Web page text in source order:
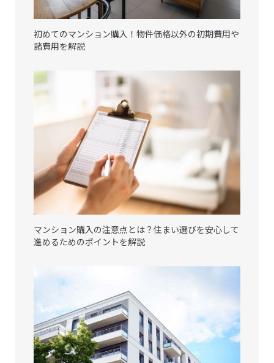
初めてのマンション購入！物件価格以外の初期費用や
諸費用を解説
マンション購入の注意点とは？住まい選びを安心して
進めるためのポイントを解説